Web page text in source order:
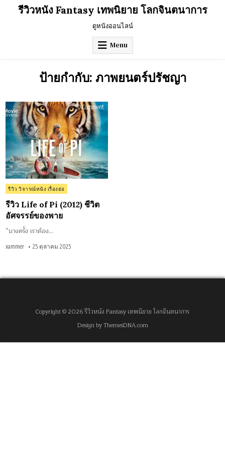
รีวิวหนัง Fantasy เทพนิยาย โลกจินตนาการ
ดูหนังออนไลน์
Menu
ป้ายกำกับ: ภาพยนตร์ปรัชญา
0 Commenton
Life
of
(2012)
อัศจรรย์
ของ
พาย
Posted
in
รีวิว วิจารณ์หนัง เรื่องย่อ
รีวิว Life of Pi (2012) ชีวิต
อัศจรรย์ของพาย
“บางครั้ง เราต้อง…
xammer 25 ตุลาคม 2025
Copyright © 2026 รีวิวหนัง Fantasy เทพนิยาย โลกจินตนาการ
Design by ThemesDNA.com